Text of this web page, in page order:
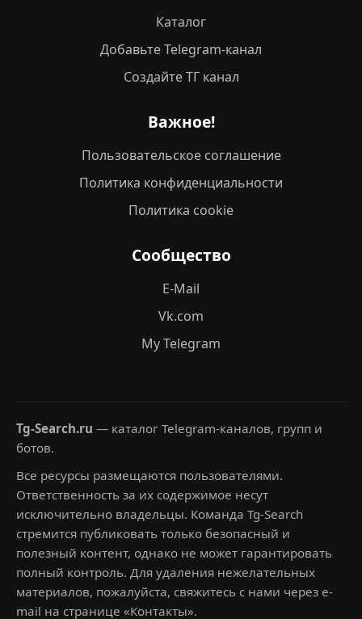
Каталог
Добавьте Telegram-канал
Создайте ТГ канал
Важное!
Пользовательское соглашение
Политика конфиденциальности
Политика cookie
Сообщество
E-Mail
Vk.com
My Telegram
Tg-Search.ru — каталог Telegram-каналов, групп и
ботов.
Все ресурсы размещаются пользователями.
Ответственность за их содержимое несут
исключительно владельцы. Команда Tg-Search
стремится публиковать только безопасный и
полезный контент, однако не может гарантировать
полный контроль. Для удаления нежелательных
материалов, пожалуйста, свяжитесь с нами через e-
mail на странице «Контакты».